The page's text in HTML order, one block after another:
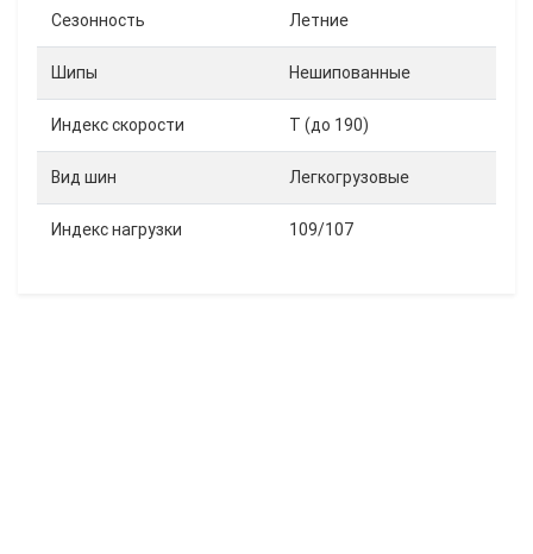
Сезонность Летние
Шипы Нешипованные
Индекс скорости T (до 190)
Вид шин Легкогрузовые
Индекс нагрузки 109/107